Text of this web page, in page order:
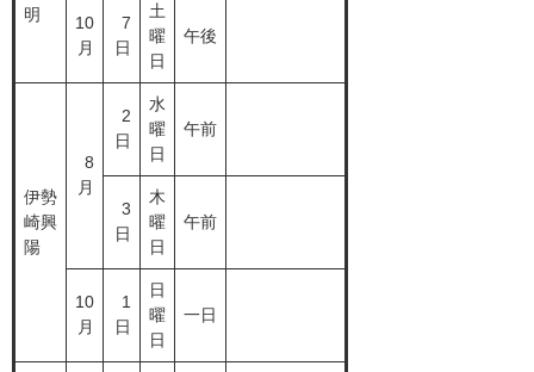
明
10
月
7
日
土
曜
日
午後
伊勢
崎興
陽
8
月
2
日
水
曜
日
午前
3
日
木
曜
日
午前
10
月
1
日
日
曜
日
一日